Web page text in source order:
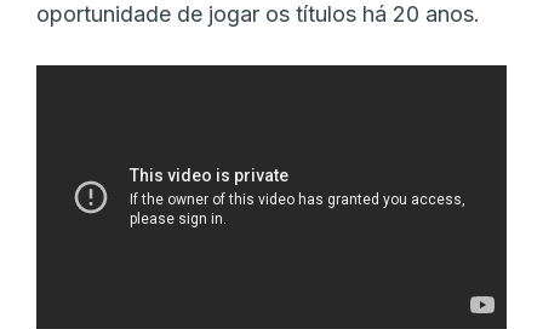
oportunidade de jogar os títulos há 20 anos.